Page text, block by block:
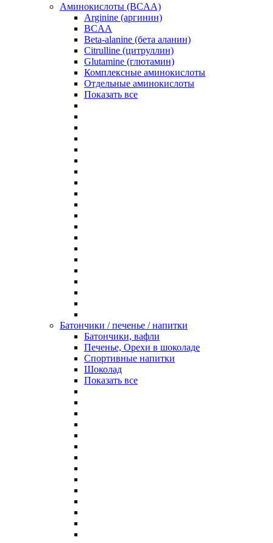
Аминокислоты (BCAA)
Arginine (аргинин)
BCAA
Beta-alanine (бета аланин)
Citrulline (цитруллин)
Glutamine (глютамин)
Комплексные аминокислоты
Отдельные аминокислоты
Показать все
Батончики / печенье / напитки
Батончики, вафли
Печенье, Орехи в шоколаде
Спортивные напитки
Шоколад
Показать все